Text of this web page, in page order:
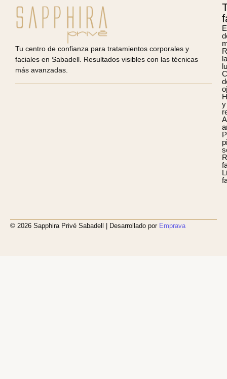
Tu centro de confianza para tratamientos corporales y
faciales en Sabadell. Resultados visibles con las técnicas
más avanzadas.
la
y
© 2026 Sapphira Privé Sabadell | Desarrollado por Emprava